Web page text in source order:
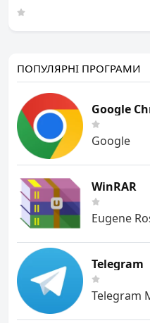
Software
ПОПУЛЯРНІ ПРОГРАМИ
Google
Google
WinRAR
Eugene
Telegram
Telegram